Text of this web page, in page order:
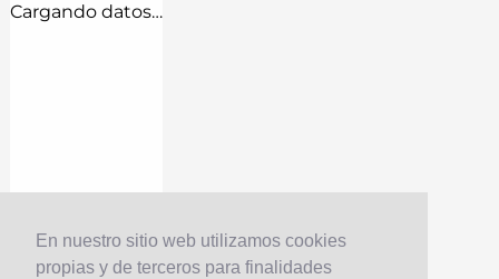
En nuestro sitio web utilizamos cookies
propias y de terceros para finalidades
Cargando datos…